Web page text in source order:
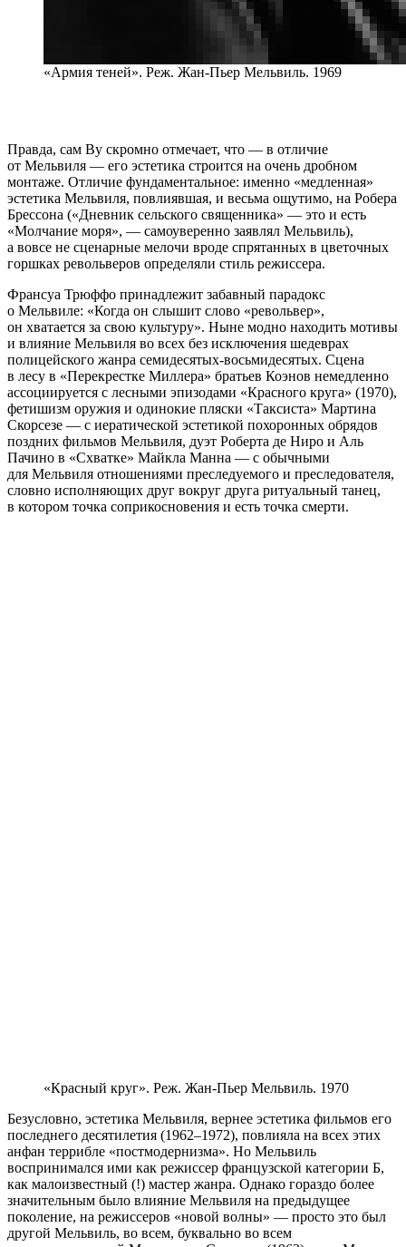
«Армия теней». Реж. Жан-Пьер Мельвиль. 1969
Правда, сам By скромно отмечает, что — в отличие
от Мельвиля — его эстетика строится на очень дробном
монтаже. Отличие фундаментальное: именно «медленная»
эстетика Мельвиля, повлиявшая, и весьма ощутимо, на Робера
Брессона («Дневник сельского священника» — это и есть
«Молчание моря», — самоуверенно заявлял Мельвиль),
а вовсе не сценарные мелочи вроде спрятанных в цветочных
горшках револьверов определяли стиль режиссера.
Франсуа Трюффо принадлежит забавный парадокс
о Мельвиле: «Когда он слышит слово «револьвер»,
он хватается за свою культуру». Ныне модно находить мотивы
и влияние Мельвиля во всех без исключения шедеврах
полицейского жанра семидесятых-восьмидесятых. Сцена
в лесу в «Перекрестке Миллера» братьев Коэнов немедленно
ассоциируется с лесными эпизодами «Красного круга» (1970),
фетишизм оружия и одинокие пляски «Таксиста» Мартина
Скорсезе — с иератической эстетикой похоронных обрядов
поздних фильмов Мельвиля, дуэт Роберта де Ниро и Аль
Пачино в «Схватке» Майкла Манна — с обычными
для Мельвиля отношениями преследуемого и преследователя,
словно исполняющих друг вокруг друга ритуальный танец,
в котором точка соприкосновения и есть точка смерти.
«Красный круг». Реж. Жан-Пьер Мельвиль. 1970
Безусловно, эстетика Мельвиля, вернее эстетика фильмов его
последнего десятилетия (1962–1972), повлияла на всех этих
анфан террибле «постмодернизма». Но Мельвиль
воспринимался ими как режиссер французской категории Б,
как малоизвестный (!) мастер жанра. Однако гораздо более
значительным было влияние Мельвиля на предыдущее
поколение, на режиссеров «новой волны» — просто это был
другой Мельвиль, во всем, буквально во всем